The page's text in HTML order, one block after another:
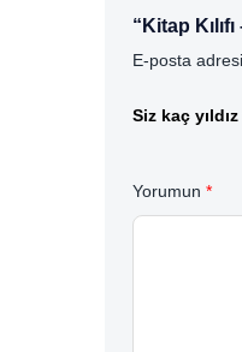
“Kitap
E-posta
Siz kaç
Yorumun *